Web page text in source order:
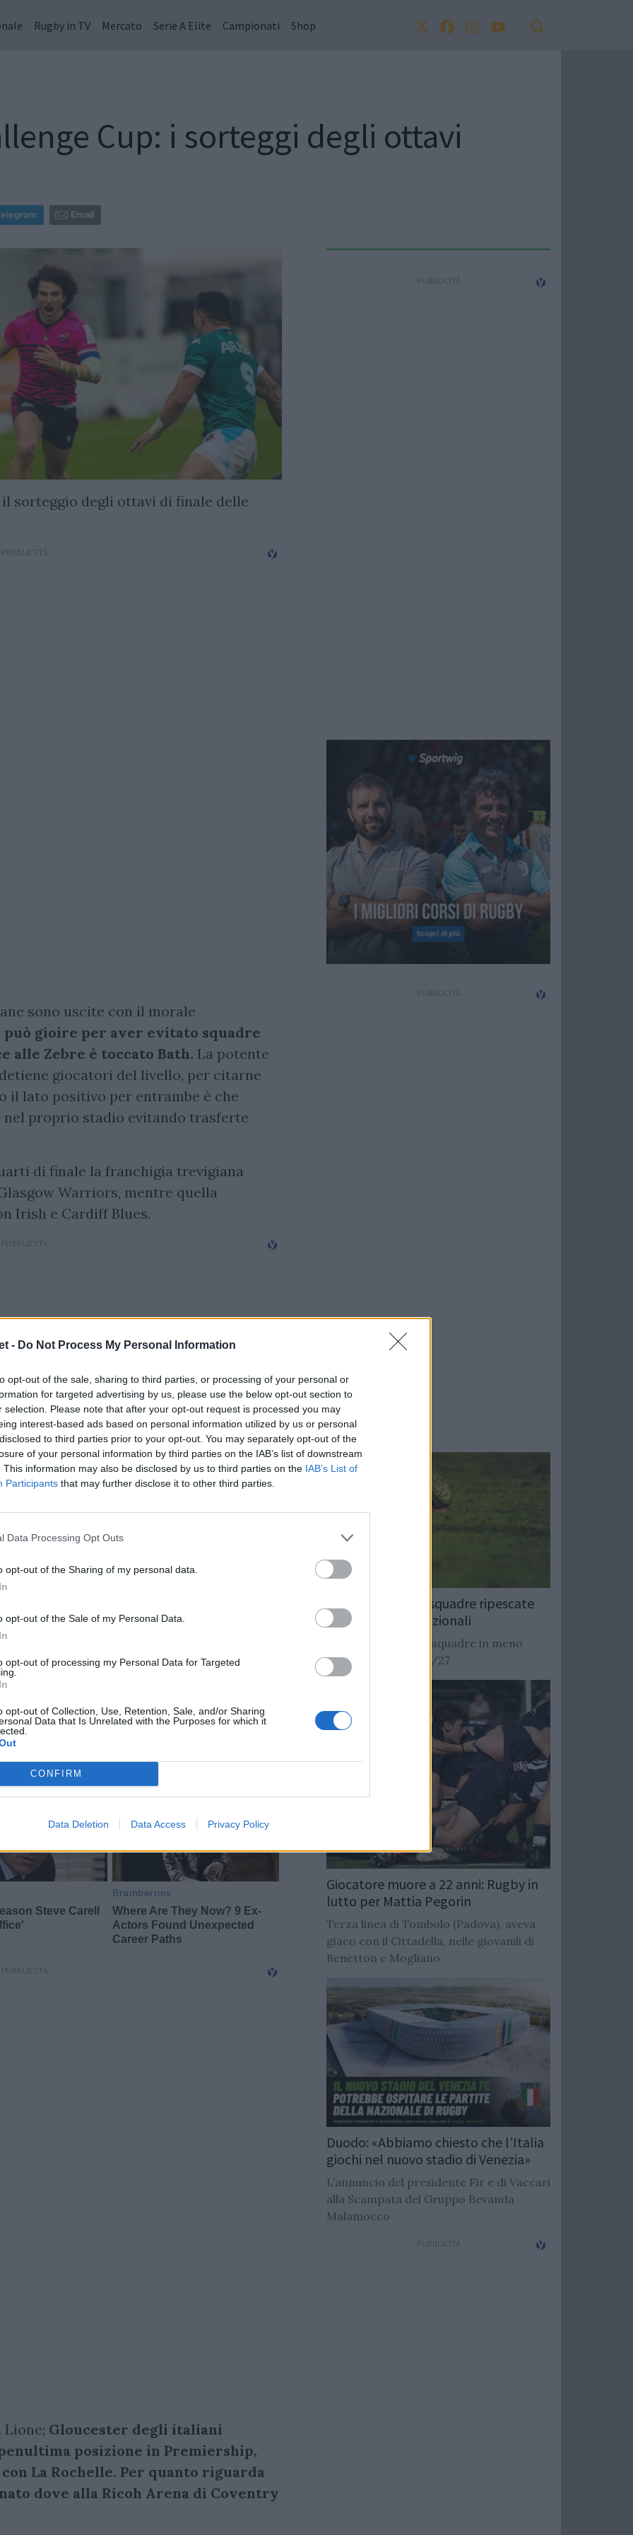
- Do Not Process My Personal Information
opt-out of the sale, sharing to third parties, or processing of your personal or
for targeted advertising by us, please use the below opt-out section to
selection. Please note that after your opt-out request is processed you may
interest-based ads based on personal information utilized by us or personal
to third parties prior to your opt-out. You may separately opt-out of the
of your personal information by third parties on the IAB’s list of downstream
This information may also be disclosed by us to third parties on the IAB’s List of
Participants that may further disclose it to other third parties.
Data Processing Opt Outs
opt-out of the Sharing of my personal data.
opt-out of the Sale of my Personal Data.
opt-out of processing my Personal Data for Targeted
opt-out of Collection, Use, Retention, Sale, and/or Sharing
Data that Is Unrelated with the Purposes for which it
CONFIRM
Data Deletion Data Access Privacy Policy
Rugby in TV Mercato Serie A Elite Campionati Shop
Cup: i sorteggi degli ottavi
Email
sorteggio degli ottavi di finale delle
sono uscite con il morale
può gioire per aver evitato squadre
alle Zebre è toccato Bath. La potente
giocatori del livello, per citarne
il lato positivo per entrambe è che
proprio stadio evitando trasferte
di finale la franchigia trevigiana
Warriors, mentre quella
Irish e Cardiff Blues.
dall’assoluto livello. Munster
e Ntamack; Racing la più
si presenterà un’Edimburgo che non
Gloucester degli italiani
posizione in Premiership,
La Rochelle. Per quanto riguarda
dove alla Ricoh Arena di Coventry
Rugby: Record di squadre ripescate
nei campionati nazionali
Si stimano oltre 20 squadre in meno
dalla stagione 2026/27
Giocatore muore a 22 anni: Rugby in
lutto per Mattia Pegorin
Terza linea di Tombolo (Padova), aveva
giaco con il Cittadella, nelle giovanili di
Benetton e Mogliano
Duodo: «Abbiamo chiesto che l’Italia
giochi nel nuovo stadio di Venezia»
L’annuncio del presidente Fir e di Vaccari
alla Scampata del Gruppo Bevanda
Malamocco